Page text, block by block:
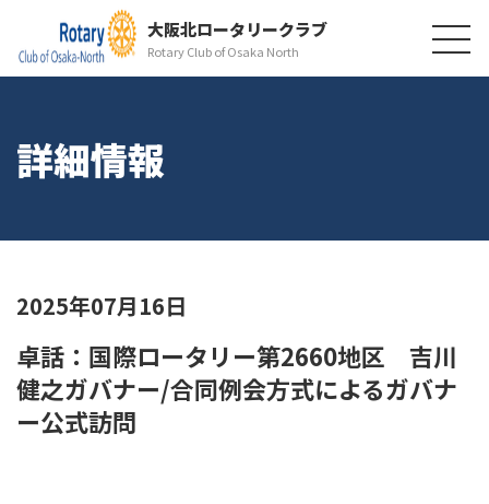
大阪北ロータリークラブ
Rotary Club of Osaka North
詳細情報
2025年07月16日
卓話：国際ロータリー第2660地区 吉川
健之ガバナー/合同例会方式によるガバナ
ー公式訪問